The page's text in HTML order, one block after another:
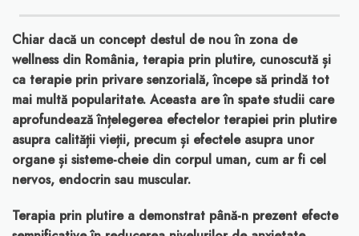
Chiar dacă un concept destul de nou în zona de
wellness din România, terapia prin plutire, cunoscută și
ca terapie prin privare senzorială, începe să prindă tot
mai multă popularitate. Aceasta are în spate studii care
aprofundează înțelegerea efectelor terapiei prin plutire
asupra calității vieții, precum și efectele asupra unor
organe și sisteme-cheie din corpul uman, cum ar fi cel
nervos, endocrin sau muscular.
Terapia prin plutire a demonstrat până-n prezent efecte